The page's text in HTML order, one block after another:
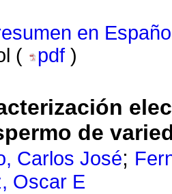
en
(
pdf )
de
Carlos José;
Oscar E